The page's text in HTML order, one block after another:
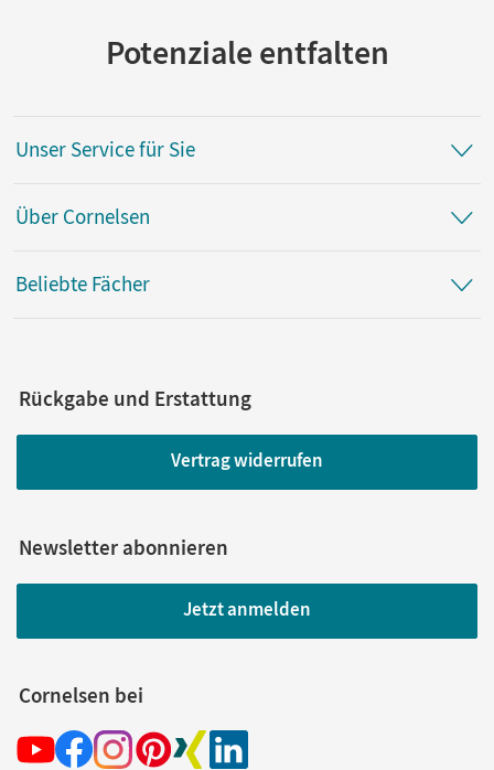
Potenziale entfalten
Unser Service für Sie
Über Cornelsen
Beliebte Fächer
Rückgabe und Erstattung
Vertrag widerrufen
Newsletter abonnieren
Jetzt anmelden
Cornelsen bei